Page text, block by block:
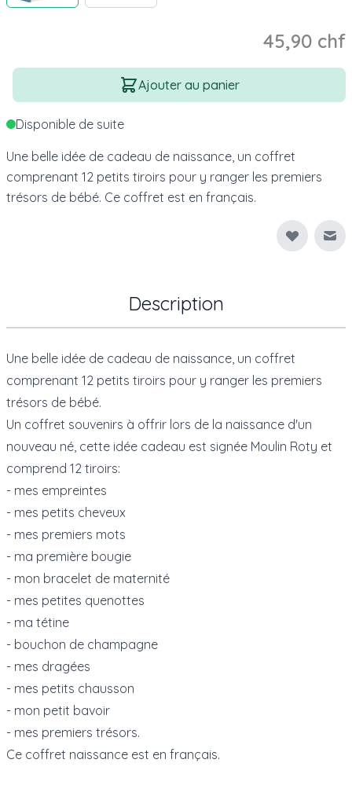
45,90 chf
Quantité
Ajouter au panier
Disponible de suite
Une belle idée de cadeau de naissance, un coffret
comprenant 12 petits tiroirs pour y ranger les premiers
trésors de bébé. Ce coffret est en français.
Description
Une belle idée de cadeau de naissance, un coffret
comprenant 12 petits tiroirs pour y ranger les premiers
trésors de bébé.
Un coffret souvenirs à offrir lors de la naissance d'un
nouveau né, cette idée cadeau est signée Moulin Roty et
comprend 12 tiroirs:
- mes empreintes
- mes petits cheveux
- mes premiers mots
- ma première bougie
- mon bracelet de maternité
- mes petites quenottes
- ma tétine
- bouchon de champagne
- mes dragées
- mes petits chausson
- mon petit bavoir
- mes premiers trésors.
Ce coffret naissance est en français.